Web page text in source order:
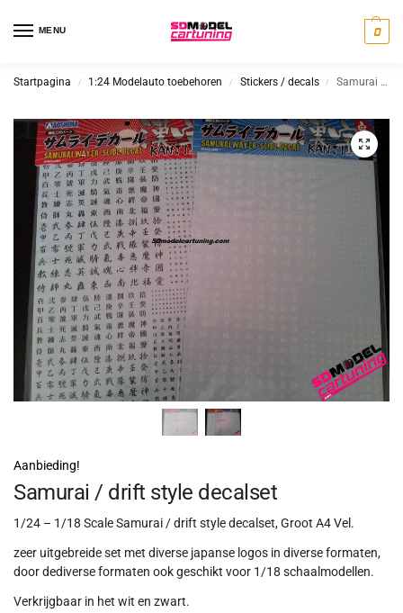
MENU 0
Startpagina / 1:24 Modelauto toebehoren / Stickers / decals / Samurai / drift style decalset
Aanbieding!
Samurai / drift style decalset
1/24 – 1/18 Scale Samurai / drift style decalset, Groot A4 Vel.
zeer uitgebreide set met diverse japanse logos in diverse formaten,
door dediverse formaten ook geschikt voor 1/18 schaalmodellen.
Verkrijgbaar in het wit en zwart.